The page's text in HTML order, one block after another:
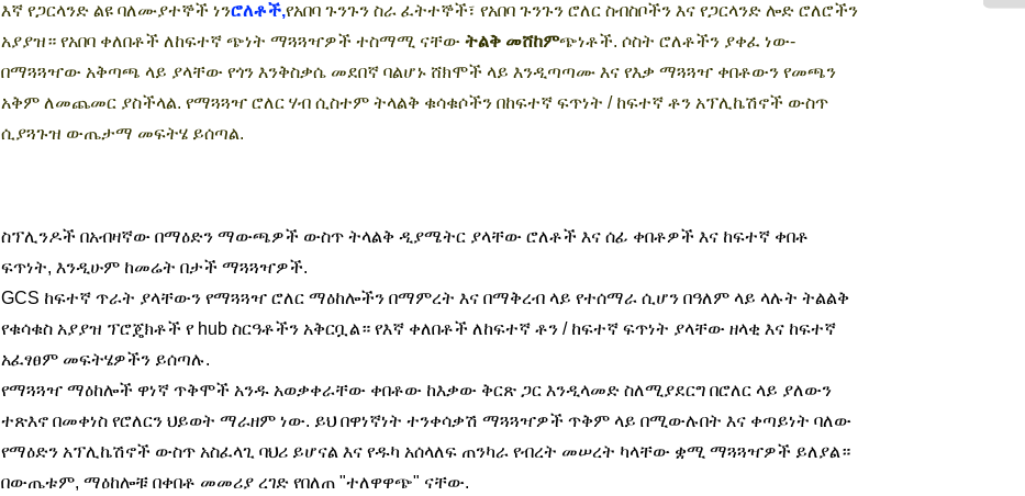
እኛ የጋርላንድ ልዩ ባለሙያተኞች ነንሮለቶች,የአበባ ጉንጉን ስራ ፈትተኞች፣ የአበባ ጉንጉን ሮለር ስብስቦችን እና የጋርላንድ ሎድ ሮለሮችን
አያያዝ። የአበባ ቀለበቶች ለከፍተኛ ጭነት ማጓጓዣዎች ተስማሚ ናቸው ትልቅ መሸከምጭነቶች. ሶስት ሮለቶችን ያቀፈ ነው-
በማጓጓዣው አቅጣጫ ላይ ያላቸው የጎን እንቅስቃሴ መደበኛ ባልሆኑ ሸክሞች ላይ እንዲጣጣሙ እና የእቃ ማጓጓዣ ቀበቶውን የመጫን
አቅም ለመጨመር ያስችላል. የማጓጓዣ ሮለር ሃብ ሲስተም ትላልቅ ቁሳቁሶችን በከፍተኛ ፍጥነት / ከፍተኛ ቶን አፕሊኬሽኖች ውስጥ
ሲያጓጉዝ ውጤታማ መፍትሄ ይሰጣል.
ስፕሊንዶች በአብዛኛው በማዕድን ማውጫዎች ውስጥ ትላልቅ ዲያሜትር ያላቸው ሮለቶች እና ሰፊ ቀበቶዎች እና ከፍተኛ ቀበቶ
ፍጥነት, እንዲሁም ከመሬት በታች ማጓጓዣዎች.
GCS ከፍተኛ ጥራት ያላቸውን የማጓጓዣ ሮለር ማዕከሎችን በማምረት እና በማቅረብ ላይ የተሰማራ ሲሆን በዓለም ላይ ላሉት ትልልቅ
የቁሳቁስ አያያዝ ፕሮጄክቶች የ hub ስርዓቶችን አቅርቧል። የእኛ ቀለበቶች ለከፍተኛ ቶን / ከፍተኛ ፍጥነት ያላቸው ዘላቂ እና ከፍተኛ
አፈፃፀም መፍትሄዎችን ይሰጣሉ.
የማጓጓዣ ማዕከሎች ዋነኛ ጥቅሞች አንዱ አወቃቀራቸው ቀበቶው ከእቃው ቅርጽ ጋር እንዲላመድ ስለሚያደርግ በሮለር ላይ ያለውን
ተጽእኖ በመቀነስ የሮለርን ህይወት ማራዘም ነው. ይህ በዋነኛነት ተንቀሳቃሽ ማጓጓዣዎች ጥቅም ላይ በሚውሉበት እና ቀጣይነት ባለው
የማዕድን አፕሊኬሽኖች ውስጥ አስፈላጊ ባህሪ ይሆናል እና የዱካ አሰላለፍ ጠንካራ የብረት መሠረት ካላቸው ቋሚ ማጓጓዣዎች ይለያል።
በውጤቱም, ማዕከሎቹ በቀበቶ መመሪያ ረገድ የበለጠ "ተለዋዋጭ" ናቸው.